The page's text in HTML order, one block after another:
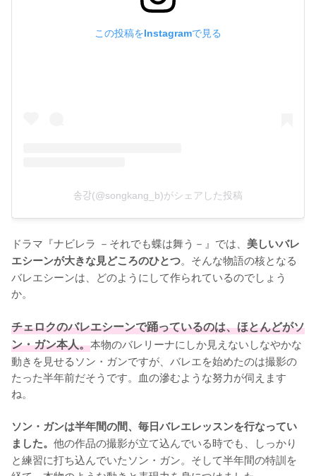
この投稿をInstagramで見る
송강(@songkang_b)がシェアした投稿
ドラマ『ナビレラ －それでも蝶は舞う－』では、 美しいバレ
エシーンが大きな見どころのひとつ。そんな物語の核となる
バレエシーンは、どのようにして作られているのでしょう
か。
チェロクのバレエシーンで踊っているのは、ほとんどがソ
ン・ガン本人。本物のバレリーナにしか見えないしなやかな
動きを見せるソン・ガンですが、バレエを始めたのは撮影の
たった半年前だそうです。血の滲むような努力が伺えます
ね。
ソン・ガンは半年間の間、毎日バレエレッスンを行なってい
ました。 他の作品の撮影が立て込んでいる時でも、しっかり
と練習に打ち込んでいたソン・ガン。そして半年間の特訓を